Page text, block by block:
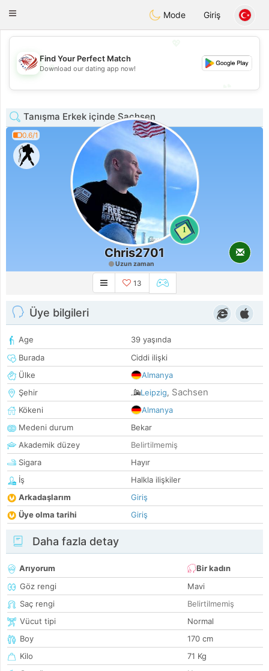
Dating
Toggle
Mode Giriş
💖
💕
Find Your Perfect Match
Download our dating app now!
Tanışma Erkek içinde Sachsen
0.6/1
1
Chris2701
Uzun zaman
13
Üye bilgileri
Age
39 yaşında
Burada
Ciddi ilişki
Ülke
Almanya
Şehir
Leipzig, Sachsen
Kökeni
Almanya
Medeni durum
Bekar
Akademik düzey
Belirtilmemiş
Sigara
Hayır
İş
Halkla ilişkiler
Arkadaşlarım
Giriş
Üye olma tarihi
Giriş
Daha fazla detay
Arıyorum
Bir kadın
Göz rengi
Mavi
Saç rengi
Belirtilmemiş
Vücut tipi
Normal
Boy
170 cm
Kilo
71 Kg